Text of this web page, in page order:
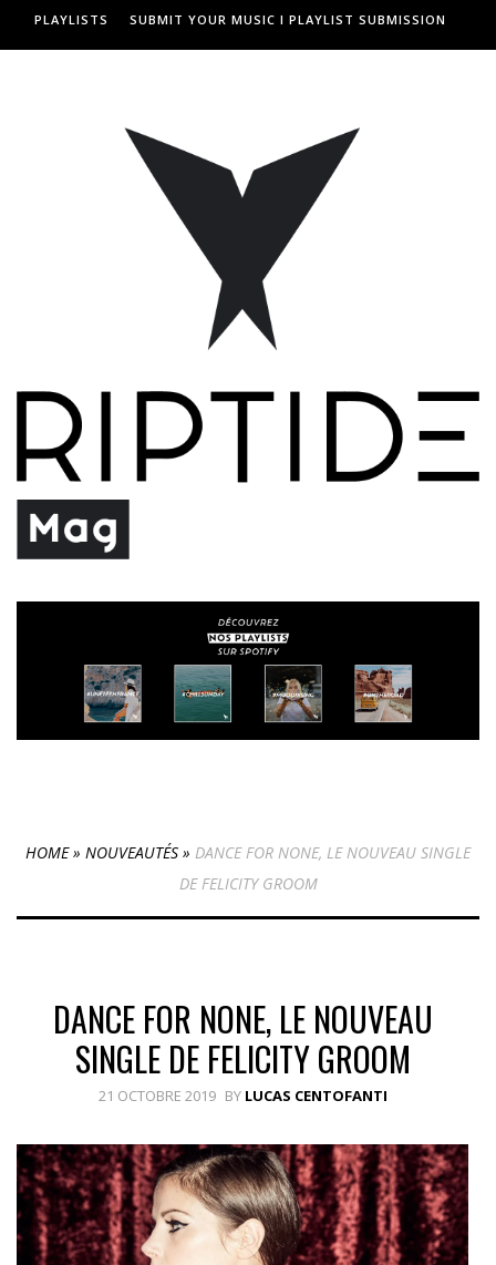
PLAYLISTS SUBMIT YOUR MUSIC I PLAYLIST SUBMISSION
HOME» NOUVEAUTÉS » DANCE FOR NONE, LE NOUVEAU SINGLE
DE FELICITY GROOM
DANCE FOR NONE, LE NOUVEAU
SINGLE DE FELICITY GROOM
21 OCTOBRE 2019 BY LUCAS CENTOFANTI